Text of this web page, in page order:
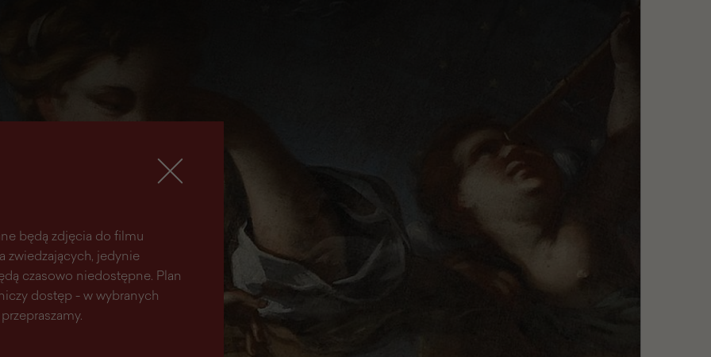
będą zdjęcia do filmu
zwiedzających, jedynie
czasowo niedostępne. Plan
dostęp - w wybranych